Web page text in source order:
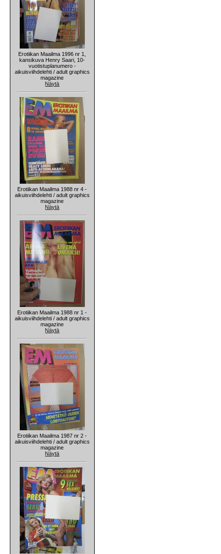
Erotiikan Maailma 1996 nr 1,
kansikuva Henry Saari, 10-
vuotistuplanumero -
aikuisviihdelehti / adult graphics
magazine
Näytä
Erotiikan Maailma 1988 nr 4 -
aikuisviihdelehti / adult graphics
magazine
Näytä
Erotiikan Maailma 1988 nr 1 -
aikuisviihdelehti / adult graphics
magazine
Näytä
Erotiikan Maailma 1987 nr 2 -
aikuisviihdelehti / adult graphics
magazine
Näytä